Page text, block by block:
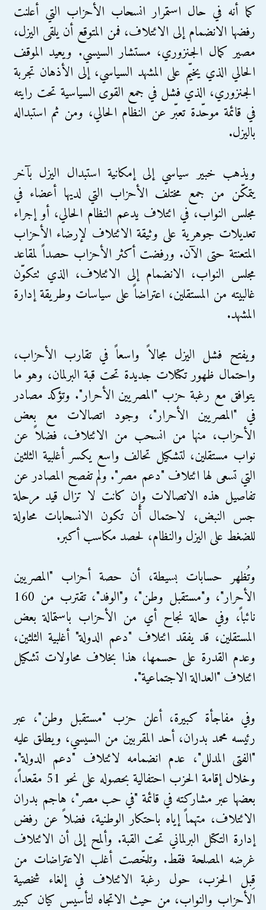
كما أنه في حال استمرار انسحاب الأحزاب التي أعلنت
رفضها الانضمام إلى الائتلاف، فمن المتوقع أن يلقى اليزل،
مصير كمال الجنزوري، مستشار السيسي. ويعيد الموقف
الحالي الذي يخيّم على المشهد السياسي، إلى الأذهان تجربة
الجنزوري، الذي فشل في جمع القوى السياسية تحت رايته
في قائمة موحّدة تعبّر عن النظام الحالي، ومن ثم استبداله
باليزل.
ويذهب خبير سياسي إلى إمكانية استبدال اليزل بآخر
يتمكّن من جمع مختلف الأحزاب التي لديها أعضاء في
مجلس النواب، في ائتلاف يدعم النظام الحالي، أو إجراء
تعديلات جوهرية على وثيقة الائتلاف لإرضاء الأحزاب
المتعنتة حتى الآن. ورفضت أكثر الأحزاب حصداً لمقاعد
مجلس النواب، الانضمام إلى الائتلاف، الذي تتكوّن
غالبيته من المستقلين، اعتراضاً على سياسات وطريقة إدارة
المشهد.
ويفتح فشل اليزل مجالاً واسعاً في تقارب الأحزاب،
واحتمال ظهور تكتلات جديدة تحت قبة البرلمان، وهو ما
يتوافق مع رغبة حزب "المصريين الأحرار". وتؤكد مصادر
في "المصريين الأحرار"، وجود اتصالات مع بعض
الأحزاب، منها من انسحب من الائتلاف، فضلاً عن
نواب مستقلين، لتشكيل تحالف واسع يكسر أغلبية الثلثين
التي تسعى لها ائتلاف "دعم مصر". ولم تفصح المصادر عن
تفاصيل هذه الاتصالات وإن كانت لا تزال قيد مرحلة
جس النبض، لاحتمال أن تكون الانسحابات محاولة
للضغط على اليزل والنظام، لحصد مكاسب أكبر.
وتُظهر حسابات بسيطة، أن حصة أحزاب "المصريين
الأحرار"، و"مستقبل وطن"، و"الوفد"، تقترب من 160
نائباً، وفي حالة نجاح أي من الأحزاب باستمالة بعض
المستقلين، قد يفقد ائتلاف "دعم الدولة" أغلبية الثلثين،
وعدم القدرة على حسمها، هذا بخلاف محاولات تشكيل
ائتلاف "العدالة الاجتماعية".
وفي مفاجأة كبيرة، أعلن حزب "مستقبل وطن"، عبر
رئيسه محمد بدران، أحد المقربين من السيسي، ويطلق عليه
"الفتى المدلل"، عدم انضمامه لائتلاف "دعم الدولة".
وخلال إقامة الحزب احتفالية بحصوله على نحو 51 مقعداً،
بعضها عبر مشاركته في قائمة "في حب مصر"، هاجم بدران
الائتلاف، متهماً إياه باحتكار الوطنية، فضلاً عن رفض
إدارة التكتل البرلماني تحت القبة. وألمح إلى أن الائتلاف
غرضه المصلحة فقط. وتلخّصت أغلب الاعتراضات من
قِبل الحزب، حول رغبة الائتلاف في إلغاء شخصية
الأحزاب والنواب، من حيث الاتجاه لتأسيس كيان كبير